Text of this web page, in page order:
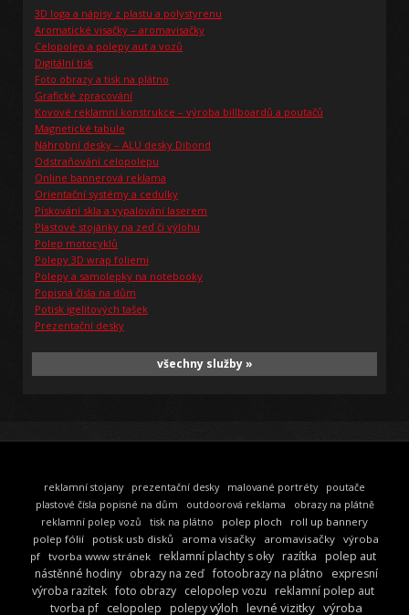
3D loga a nápisy z plastu a polystyrenu
Aromatické visačky – aromavisačky
Celopolep a polepy aut a vozů
Digitální tisk
Foto obrazy a tisk na plátno
Grafické zpracování
Kovové reklamní konstrukce – výroba billboardů a poutačů
Magnetické tabule
Náhrobní desky – ALU desky Dibond
Odstraňování celopolepu
Online bannerová reklama
Orientační systémy a cedulky
Pískování skla a vypalování laserem
Plastové stojánky na zeď či výlohu
Polep motocyklů
Polepy 3D wrap foliemi
Polepy a samolepky na notebooky
Popisná čísla na dům
Potisk igelitových tašek
Prezentační desky
všechny služby »
reklamní stojany prezentační desky malované portréty
poutače
plastové čísla popisné na dům
outdoorová reklama
obrazy na plátně
reklamní polep vozů
tisk na plátno polep ploch
roll up bannery
polep fólií
potisk usb disků aroma visačky aromavisačky výroba
pf tvorba www stránek reklamní plachty s oky razítka
polep aut
nástěnné hodiny
obrazy na zeď fotoobrazy na plátno
expresní
výroba razítek foto obrazy celopolep vozu
reklamní polep aut
tvorba pf
celopolep polepy výloh levné vizitky výroba